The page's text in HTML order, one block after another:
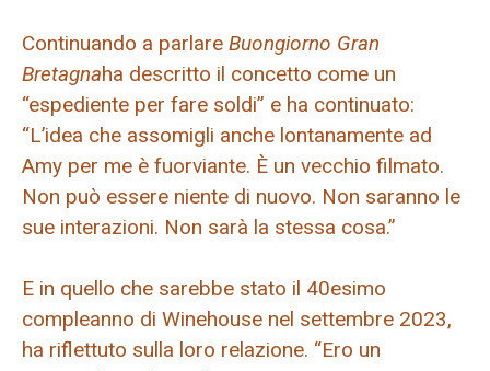
Continuando a parlare Buongiorno Gran
Bretagnaha descritto il concetto come un
“espediente per fare soldi” e ha continuato:
“L’idea che assomigli anche lontanamente ad
Amy per me è fuorviante. È un vecchio filmato.
Non può essere niente di nuovo. Non saranno le
sue interazioni. Non sarà la stessa cosa.”
E in quello che sarebbe stato il 40esimo
compleanno di Winehouse nel settembre 2023,
ha riflettuto sulla loro relazione. “Ero un